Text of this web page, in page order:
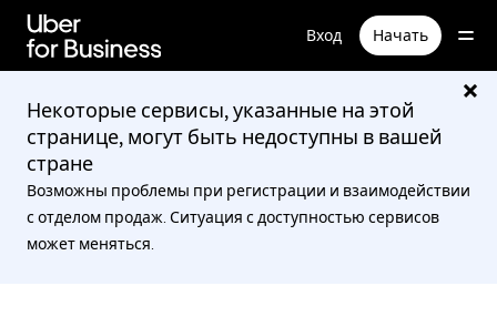
перейти
к
содержимому
Вход Начать
Некоторые сервисы, указанные на этой
странице, могут быть недоступны в вашей
стране
Возможны проблемы при регистрации и взаимодействии
с отделом продаж. Ситуация с доступностью сервисов
может меняться.